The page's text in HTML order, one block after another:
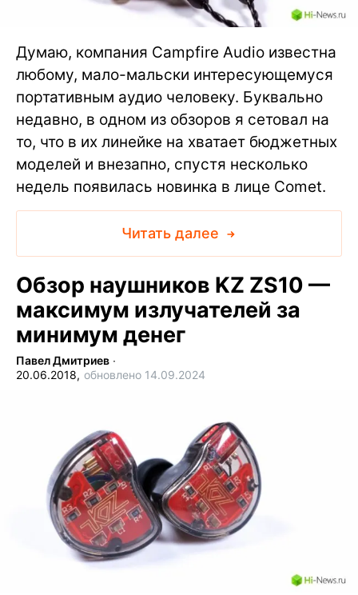
Думаю, компания Campfire Audio известна
любому, мало-мальски интересующемуся
портативным аудио человеку. Буквально
недавно, в одном из обзоров я сетовал на
то, что в их линейке на хватает бюджетных
моделей и внезапно, спустя несколько
недель появилась новинка в лице Comet.
Читать далее
Обзор наушников KZ ZS10 —
максимум излучателей за
минимум денег
Павел Дмитриев ∙
20.06.2018, обновлено 14.09.2024